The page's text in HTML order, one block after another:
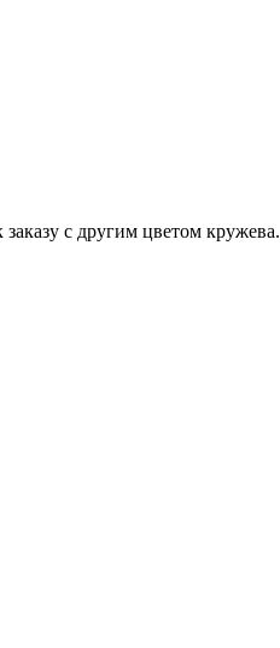
с другим цветом кружева.